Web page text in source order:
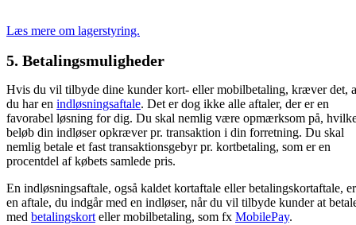
Læs mere om lagerstyring.
5. Betalingsmuligheder
Hvis du vil tilbyde dine kunder kort- eller mobilbetaling, kræver det,
du har en indløsningsaftale. Det er dog ikke alle aftaler, der er en
favorabel løsning for dig. Du skal nemlig være opmærksom på,
beløb din indløser opkræver pr. transaktion i din forretning. Du skal
nemlig betale et fast transaktionsgebyr pr. kortbetaling, som er en
procentdel af købets samlede pris.
En indløsningsaftale, også kaldet kortaftale eller betalingskortaftale, er
en aftale, du indgår med en indløser, når du vil tilbyde kunder at
med betalingskorteller mobilbetaling, som fx MobilePay.